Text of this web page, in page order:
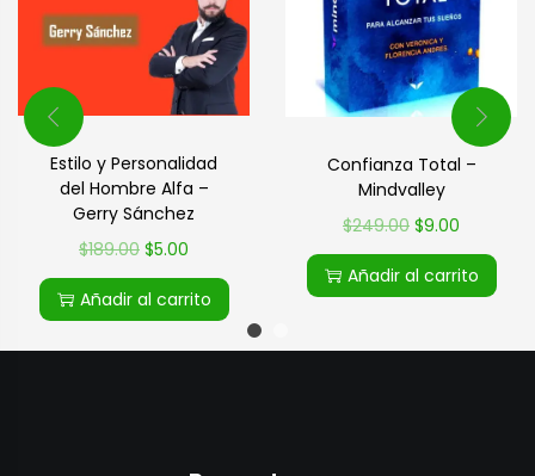
Estilo y Personalidad
del Hombre Alfa –
Gerry Sánchez
$189.00 $5.00
Añadir al carrito
Confianza Total –
Mindvalley
$249.00 $9.00
Añadir al carrito